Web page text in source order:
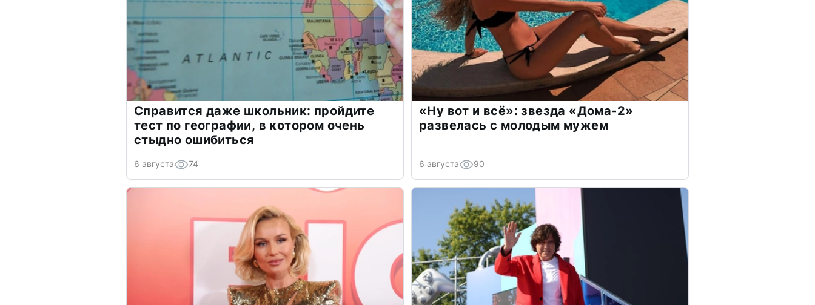
Справится даже школьник: пройдите
тест по географии, в котором очень
стыдно ошибиться
6 августа 74
«Ну вот и всё»: звезда «Дома-2»
развелась с молодым мужем
6 августа 90